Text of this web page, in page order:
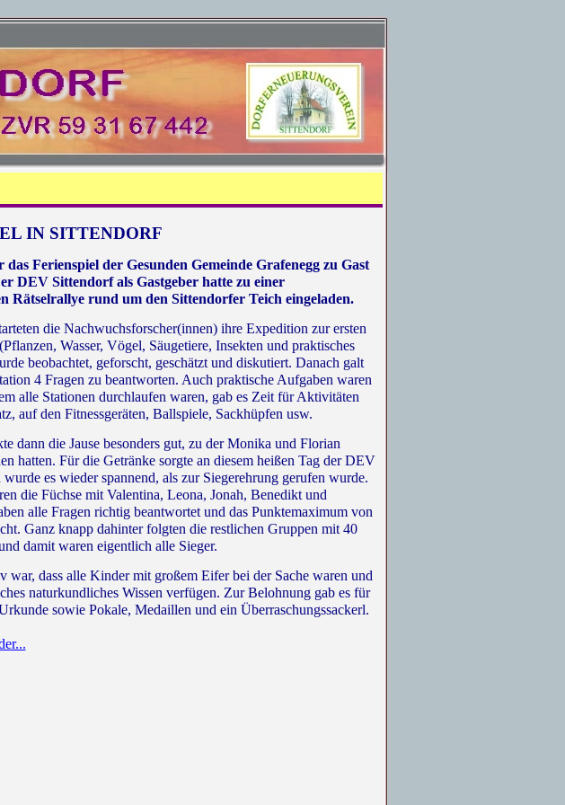
IN SITTENDORF
Ferienspiel der Gesunden Gemeinde Grafenegg zu Gast
DEV Sittendorf als Gastgeber hatte zu einer
Rätselrallye rund um den Sittendorfer Teich eingeladen.
die Nachwuchsforscher(innen) ihre Expedition zur ersten
Wasser, Vögel, Säugetiere, Insekten und praktisches
beobachtet, geforscht, geschätzt und diskutiert. Danach galt
4 Fragen zu beantworten. Auch praktische Aufgaben waren
alle Stationen durchlaufen waren, gab es Zeit für Aktivitäten
auf den Fitnessgeräten, Ballspiele, Sackhüpfen usw.
dann die Jause besonders gut, zu der Monika und Florian
hatten. Für die Getränke sorgte an diesem heißen Tag der DEV
es wieder spannend, als zur Siegerehrung gerufen wurde.
die Füchse mit Valentina, Leona, Jonah, Benedikt und
alle Fragen richtig beantwortet und das Punktemaximum von
Ganz knapp dahinter folgten die restlichen Gruppen mit 40
damit waren eigentlich alle Sieger.
war, dass alle Kinder mit großem Eifer bei der Sache waren und
naturkundliches Wissen verfügen. Zur Belohnung gab es für
sowie Pokale, Medaillen und ein Überraschungssackerl.